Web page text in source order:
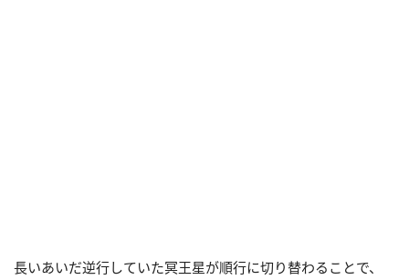
長いあいだ逆行していた冥王星が順行に切り替わることで、